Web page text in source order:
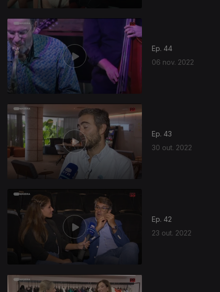
Ep. 44
06 nov. 2022
Ep. 43
30 out. 2022
Ep. 42
23 out. 2022
645633